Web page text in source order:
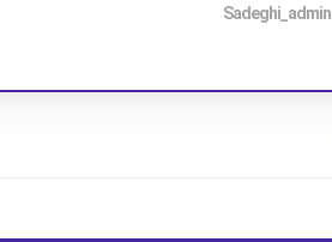
Sadeghi_admin